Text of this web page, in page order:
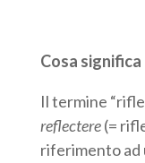
Cosa
Il termine
reflectere(=
riferimento ad